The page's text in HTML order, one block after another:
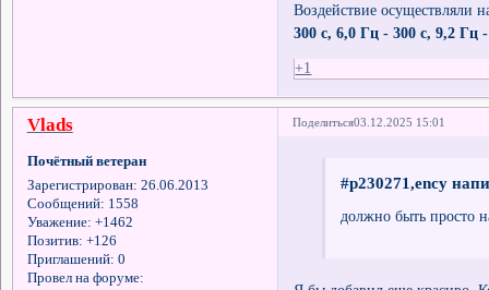
Воздействие осуществляли
300 с, 6,0 Гц - 300 с, 9,2 Гц
+1
Поделиться03.12.2025 15:01
Vlads
Почётный ветеран
Зарегистрирован: 26.06.2013
Сообщений: 1558
Уважение: +1462
Позитив: +126
Приглашений: 0
Провел на форуме:
#p230271,ency
должно быть просто